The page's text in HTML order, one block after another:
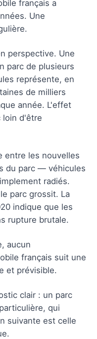
français a
Une
perspective. Une
parc de plusieurs
représente, en
de milliers
année. L'effet
loin d'être
entre les nouvelles
du parc — véhicules
radiés.
parc grossit. La
indique que les
rupture brutale.
aucun
français suit une
et prévisible.
clair : un parc
qui
suivante est celle